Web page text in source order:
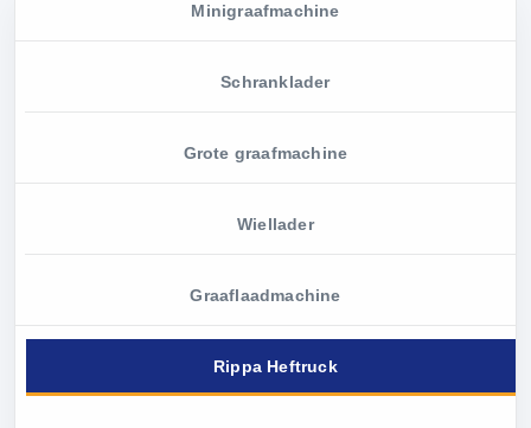
Minigraafmachine
Schranklader
Grote graafmachine
Wiellader
Graaflaadmachine
Rippa Heftruck